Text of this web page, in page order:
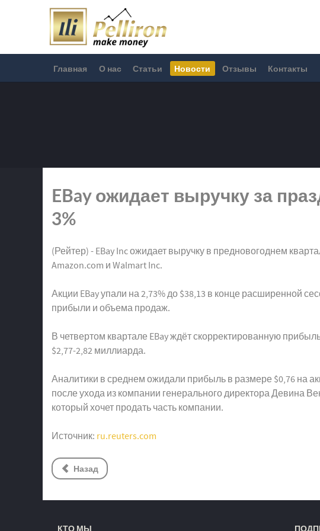
Главная О нас Статьи Новости Отзывы Контакты
EBay ожидает выручку за
3%
(Рейтер) - EBay Inc ожидает выручку в предновогоднем
Amazon.com и Walmart Inc.
Акции EBay упали на 2,73% до $38,13 в конце расширенной
прибыли и объема продаж.
В четвертом квартале EBay ждёт скорректированную
$2,77-2,82 миллиарда.
Аналитики в среднем ожидали прибыль в размере $0,76 на
после ухода из компании генерального директора Девина
который хочет продать часть компании.
Источник: ru.reuters.com
Назад
КТО МЫ